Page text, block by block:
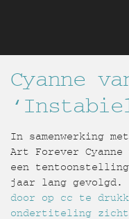
Cyanne
In samenwerking
Art Forever Cyanne
een tentoonstelling
jaar lang gevolgd.
door op cc te
ondertiteling